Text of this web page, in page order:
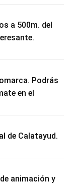
a 500m. del
Podrás
en el
de Calatayud.
animación y